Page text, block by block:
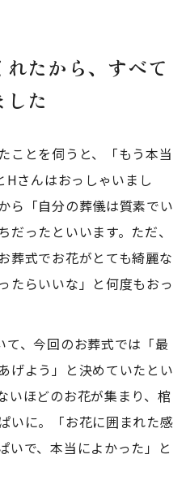
たから、すべて
た
ことを伺うと、「もう本当
さんはおっしゃいまし
ら「自分の葬儀は質素でい
ったといいます。ただ、
葬式でお花がとても綺麗な
たらいいな」と何度もおっ
、今回のお葬式では「最
げよう」と決めていたとい
いほどのお花が集まり、棺
いに。「お花に囲まれた感
いで、本当によかった」と